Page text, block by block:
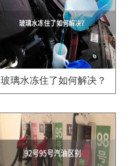
玻璃水冻住了如何解决？